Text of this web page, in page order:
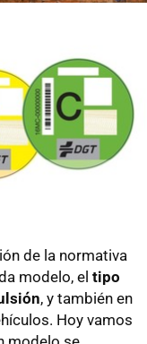
de la normativa
modelo, el tipo
, y también en
Hoy vamos